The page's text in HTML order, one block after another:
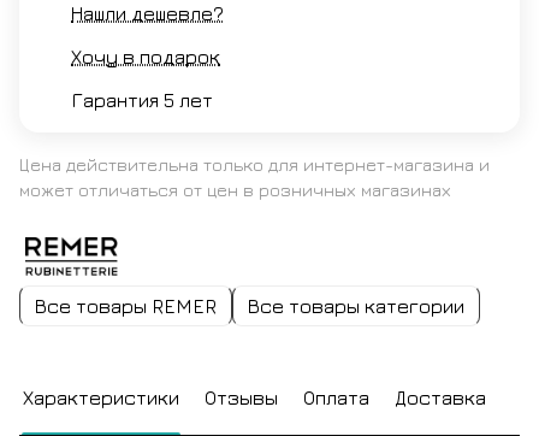
Нашли дешевле?
Хочу в подарок
Гарантия 5 лет
Цена действительна только для интернет-магазина и
может отличаться от цен в розничных магазинах
Все товары REMER Все товары категории
Характеристики Отзывы Оплата Доставка